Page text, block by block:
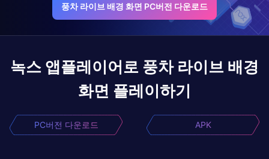
풍차 라이브 배경 화면 PC버전 다운로드
녹스 앱플레이어로 풍차 라이브 배경
화면 플레이하기
PC버전 다운로드 APK